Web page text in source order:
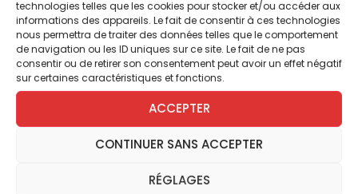
technologies telles que les cookies pour stocker et/ou accéder aux
informations des appareils. Le fait de consentir à ces technologies
nous permettra de traiter des données telles que le comportement
de navigation ou les ID uniques sur ce site. Le fait de ne pas
consentir ou de retirer son consentement peut avoir un effet négatif
sur certaines caractéristiques et fonctions.
ACCEPTER
CONTINUER SANS ACCEPTER
RÉGLAGES